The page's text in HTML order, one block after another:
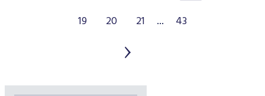
19
20 21 ... 43